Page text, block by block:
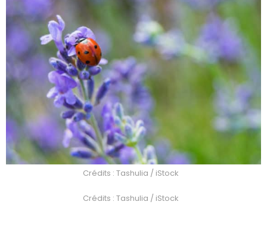
Crédits : Tashulia / iStock
Crédits : Tashulia / iStock